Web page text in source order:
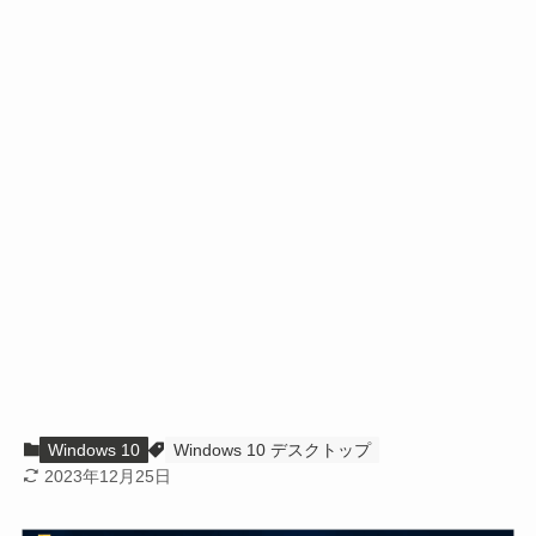
Windows 10
Windows 10 デスクトップ
2023年12月25日